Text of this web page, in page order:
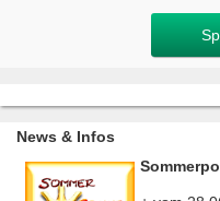
News & Infos